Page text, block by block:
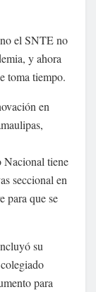
el SNTE no
y ahora
toma tiempo.
en
Nacional tiene
seccional en
para que se
su
para